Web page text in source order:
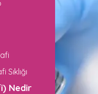
Nedir